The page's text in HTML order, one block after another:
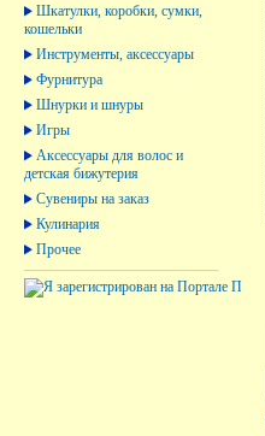
Шкатулки, коробки, сумки,
кошельки
Инструменты, аксессуары
Фурнитура
Шнурки и шнуры
Игры
Аксессуары для волос и
детская бижутерия
Сувениры на заказ
Кулинария
Прочее